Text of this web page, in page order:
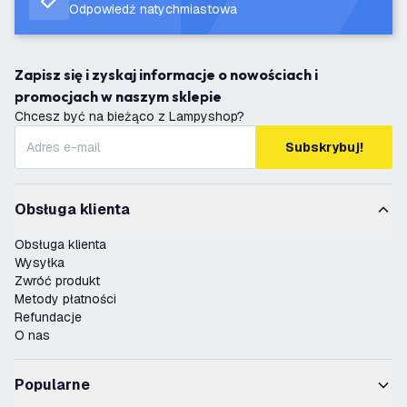
Odpowiedź natychmiastowa
Zapisz się i zyskaj informacje o nowościach i
promocjach w naszym sklepie
Chcesz być na bieżąco z Lampyshop?
Subskrybuj!
Obsługa klienta
Obsługa klienta
Wysyłka
Zwróć produkt
Metody płatności
Refundacje
O nas
Popularne